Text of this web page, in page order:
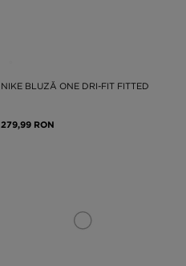
NIKE BLUZĂ ONE DRI-FIT FITTED
279,99 RON